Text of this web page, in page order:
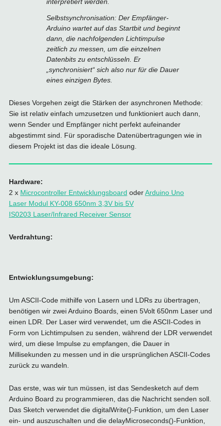
Selbstsynchronisation: Der Empfänger-
Arduino wartet auf das Startbit und beginnt
dann, die nachfolgenden Lichtimpulse
zeitlich zu messen, um die einzelnen
Datenbits zu entschlüsseln. Er
„synchronisiert“ sich also nur für die Dauer
eines einzigen Bytes.
Dieses Vorgehen zeigt die Stärken der asynchronen Methode:
Sie ist relativ einfach umzusetzen und funktioniert auch dann,
wenn Sender und Empfänger nicht perfekt aufeinander
abgestimmt sind. Für sporadische Datenübertragungen wie in
diesem Projekt ist das die ideale Lösung.
Hardware:
2 x Microcontroller Entwicklungsboard oderArduino Uno
Laser Modul KY-008 650nm 3,3V bis 5V
IS0203 Laser/Infrared Receiver Sensor
Verdrahtung:
Entwicklungsumgebung:
Um ASCII-Code mithilfe von Lasern und LDRs zu übertragen,
benötigen wir zwei Arduino Boards, einen 5Volt 650nm Laser und
einen LDR. Der Laser wird verwendet, um die ASCII-Codes in
Form von Lichtimpulsen zu senden, während der LDR verwendet
wird, um diese Impulse zu empfangen, die Dauer in
Millisekunden zu messen und in die ursprünglichen ASCII-Codes
zurück zu wandeln.
Das erste, was wir tun müssen, ist das Sendesketch auf dem
Arduino Board zu programmieren, das die Nachricht senden soll.
Das Sketch verwendet die digitalWrite()-Funktion, um den Laser
ein- und auszuschalten und die delayMicroseconds()-Funktion,